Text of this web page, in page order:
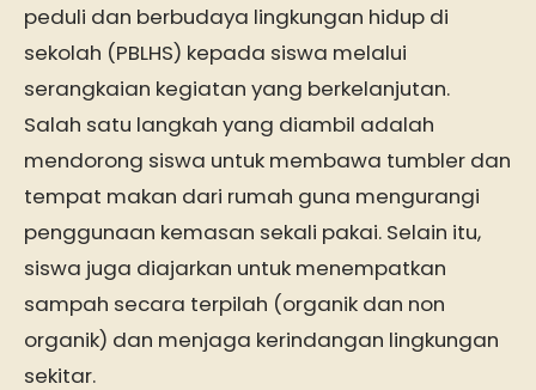
peduli dan berbudaya lingkungan hidup di
sekolah (PBLHS) kepada siswa melalui
serangkaian kegiatan yang berkelanjutan.
Salah satu langkah yang diambil adalah
mendorong siswa untuk membawa tumbler dan
tempat makan dari rumah guna mengurangi
penggunaan kemasan sekali pakai. Selain itu,
siswa juga diajarkan untuk menempatkan
sampah secara terpilah (organik dan non
organik) dan menjaga kerindangan lingkungan
sekitar.